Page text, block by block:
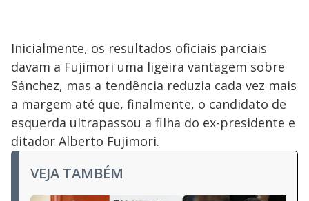
Inicialmente, os resultados oficiais parciais
davam a Fujimori uma ligeira vantagem sobre
Sánchez, mas a tendência reduzia cada vez mais
a margem até que, finalmente, o candidato de
esquerda ultrapassou a filha do ex-presidente e
ditador Alberto Fujimori.
VEJA TAMBÉM